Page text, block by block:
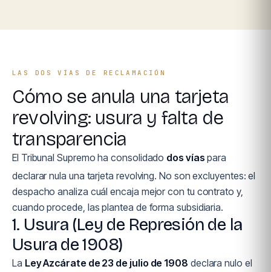
LAS DOS VÍAS DE RECLAMACIÓN
Cómo se anula una tarjeta
revolving: usura y falta de
transparencia
El Tribunal Supremo ha consolidado dos vías para
declarar nula una tarjeta revolving. No son excluyentes: el
despacho analiza cuál encaja mejor con tu contrato y,
cuando procede, las plantea de forma subsidiaria.
1. Usura (Ley de Represión de la
Usura de 1908)
La Ley Azcárate de 23 de julio de 1908 declara nulo el